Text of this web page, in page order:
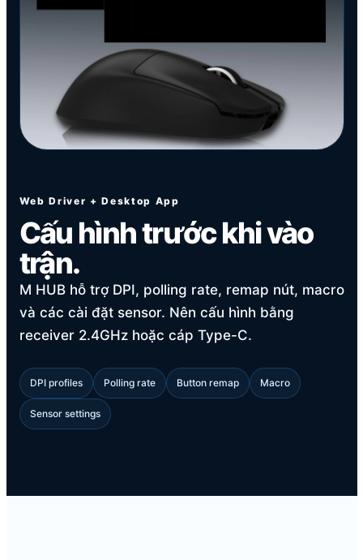
Web Driver + Desktop App
Cấu hình trước khi vào
trận.
M HUB hỗ trợ DPI, polling rate, remap nút, macro
và các cài đặt sensor. Nên cấu hình bằng
receiver 2.4GHz hoặc cáp Type-C.
DPI profiles Polling rate Button remap Macro
Sensor settings